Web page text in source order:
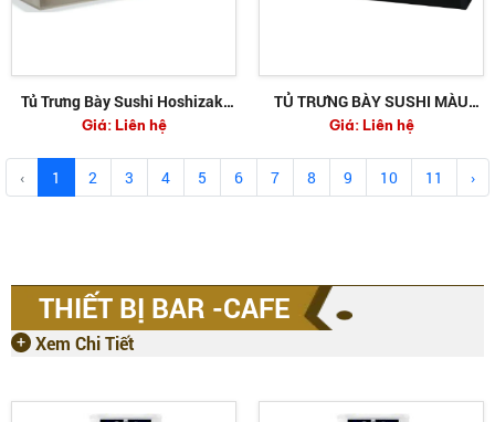
Tủ Trưng Bày Sushi Hoshizaki
HNC-210BE-R-S
Giá:Liên hệ
TỦ TRƯNG BÀY SUSHI MÀU
ĐEN HOSHIZAKI HNC-180BE-R-
B
Giá:Liên hệ
‹ 1 2 3 4 5 6 7 8 9 10 11 ›
THIẾT BỊ BAR -CAFE
Xem Chi Tiết